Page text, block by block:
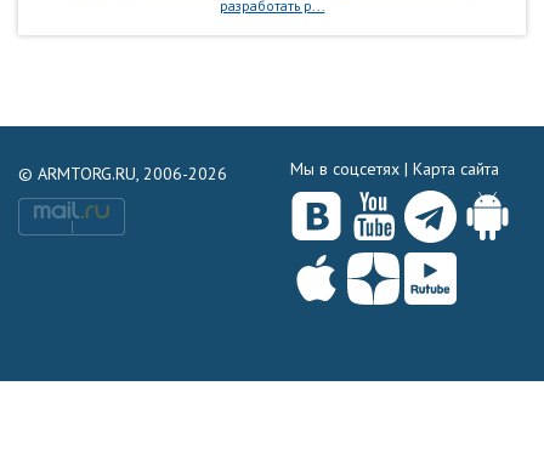
разработать р...
© ARMTORG.RU, 2006-2026 Мы в соцсетях | Карта сайта